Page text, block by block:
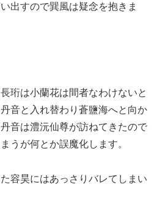
出すので巽風は疑念を抱きま
珩は小蘭花は間者なわけないと
音と入れ替わり蒼鹽海へと向か
音は澧沅仙尊が訪ねてきたので
うが何とか誤魔化します。
容昊にはあっさりバレてしまい